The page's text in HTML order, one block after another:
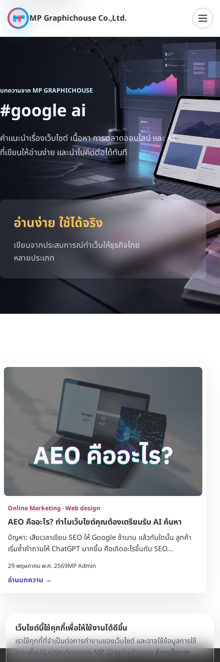
MP Graphichouse Co.,Ltd.
เปิด
บทความจาก MP GRAPHICHOUSE
#google ai
คำแนะนำเรื่องเว็บไซต์ เนื้อหา การตลาดออนไลน์ และ AI
ที่เขียนให้อ่านง่าย และนำไปคิดต่อได้ทันที
อ่านง่าย ใช้ได้จริง
เขียนจากประสบการณ์ทำเว็บให้ธุรกิจไทย
หลายประเภท
Online Marketing · Web design
AEO คืออะไร? ทำไมเว็บไซต์คุณต้องเตรียมรับ AI ค้นหา
ปัญหา: เสียเวลาเขียน SEO ให้ Google ช้านาน แล้วทันใดนั้น ลูกค้า
เริ่มซ้ำคำถามให้ ChatGPT มากขึ้น คือเกิดอะไรขึ้นกับ SEO...
29 พฤษภาคม พ.ศ. 2569MP Admin
อ่านบทความ →
เว็บไซต์นี้ใช้คุกกี้เพื่อให้ใช้งานได้ดีขึ้น
เราใช้คุกกี้ที่จำเป็นต่อการทำงานของเว็บไซต์ และอาจใช้ข้อมูลการใช้
งานเพื่อปรับปรุงบริการของ MP Graphichouseอ่านนโยบาย